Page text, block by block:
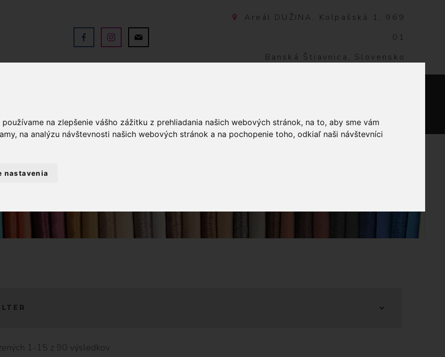
na zlepšenie vášho zážitku z prehliadania našich webových stránok, na to, aby sme vám
na analýzu návštevnosti našich webových stránok a na pochopenie toho, odkiaľ naši návštevníci
nastavenia
Areál DUŽINA, Kolpašská 1, 969
01
Banská Štiavnica, Slovensko
1-15 z 90 výsledkov